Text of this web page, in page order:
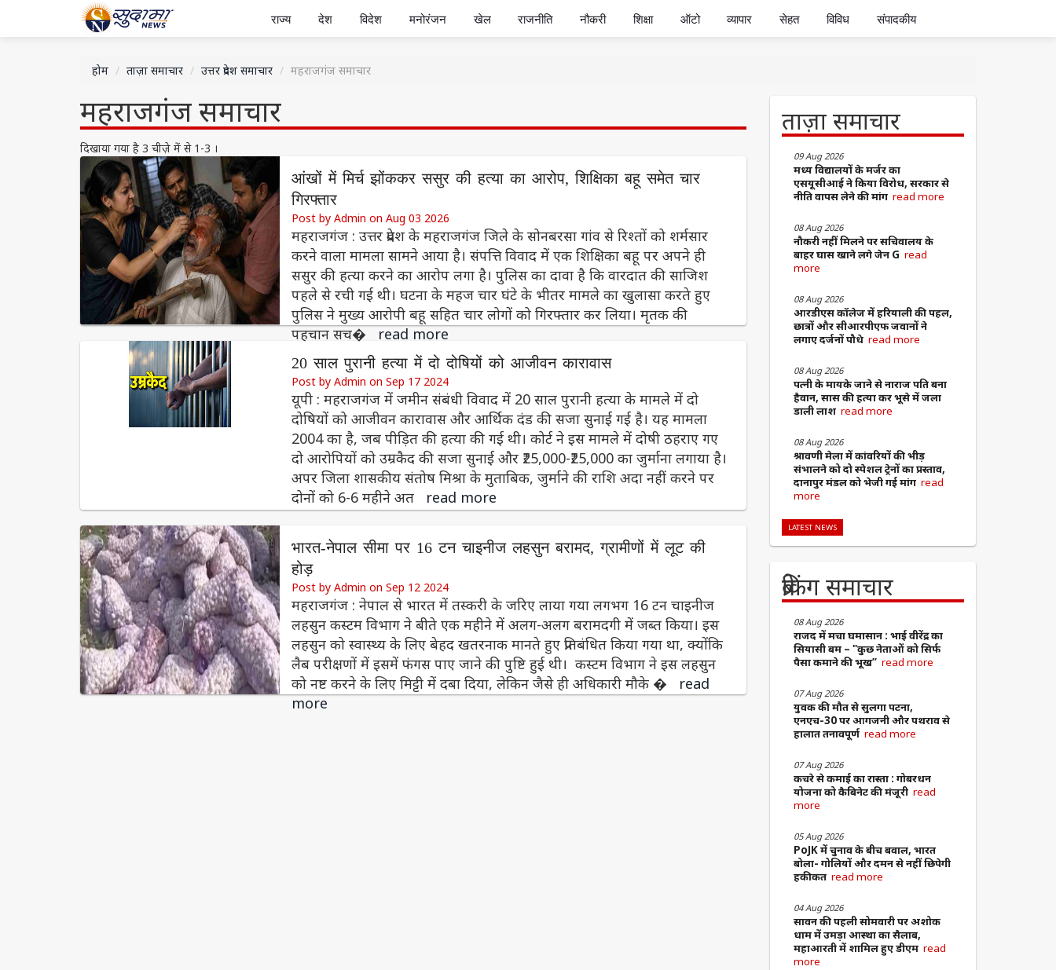
राज्य देश विदेश मनोरंजन खेल राजनीति नौकरी शिक्षा ऑटो व्यापार सेहत विविध संपादकीय
होम ताज़ा समाचार उत्तर प्रदेश समाचार महराजगंज समाचार
महराजगंज समाचार
दिखाया गया है 3 चीज़े में से 1-3 ।
आंखों में मिर्च झोंककर ससुर की हत्या का आरोप, शिक्षिका बहू समेत चार
गिरफ्तार
Post by Admin on Aug 03 2026
महराजगंज : उत्तर प्रदेश के महराजगंज जिले के सोनबरसा गांव से रिश्तों को शर्मसार
करने वाला मामला सामने आया है। संपत्ति विवाद में एक शिक्षिका बहू पर अपने ही
ससुर की हत्या करने का आरोप लगा है। पुलिस का दावा है कि वारदात की साजिश
पहले से रची गई थी। घटना के महज चार घंटे के भीतर मामले का खुलासा करते हुए
पुलिस ने मुख्य आरोपी बहू सहित चार लोगों को गिरफ्तार कर लिया। मृतक की
पहचान सच� read more
20 साल पुरानी हत्या में दो दोषियों को आजीवन कारावास
Post by Admin on Sep 17 2024
यूपी : महराजगंज में जमीन संबंधी विवाद में 20 साल पुरानी हत्या के मामले में दो
दोषियों को आजीवन कारावास और आर्थिक दंड की सजा सुनाई गई है। यह मामला
2004 का है, जब पीड़ित की हत्या की गई थी। कोर्ट ने इस मामले में दोषी ठहराए गए
दो आरोपियों को उम्रकैद की सजा सुनाई और ₹25,000-₹25,000 का जुर्माना लगाया है।
अपर जिला शासकीय संतोष मिश्रा के मुताबिक, जुर्माने की राशि अदा नहीं करने पर
दोनों को 6-6 महीने अत read more
भारत-नेपाल सीमा पर 16 टन चाइनीज लहसुन बरामद, ग्रामीणों में लूट की
होड़
Post by Admin on Sep 12 2024
महराजगंज : नेपाल से भारत में तस्करी के जरिए लाया गया लगभग 16 टन चाइनीज
लहसुन कस्टम विभाग ने बीते एक महीने में अलग-अलग बरामदगी में जब्त किया। इस
लहसुन को स्वास्थ्य के लिए बेहद खतरनाक मानते हुए प्रतिबंधित किया गया था, क्योंकि
लैब परीक्षणों में इसमें फंगस पाए जाने की पुष्टि हुई थी। कस्टम विभाग ने इस लहसुन
को नष्ट करने के लिए मिट्टी में दबा दिया, लेकिन जैसे ही अधिकारी मौके � read
more
ताज़ा समाचार
09 Aug 2026
मध्य विद्यालयों के मर्जर का
एसयूसीआई ने किया विरोध, सरकार से
नीति वापस लेने की मांग read more
08 Aug 2026
नौकरी नहीं मिलने पर सचिवालय के
बाहर घास खाने लगे जेन G read
more
08 Aug 2026
आरडीएस कॉलेज में हरियाली की पहल,
छात्रों और सीआरपीएफ जवानों ने
लगाए दर्जनों पौधे read more
08 Aug 2026
पत्नी के मायके जाने से नाराज पति बना
हैवान, सास की हत्या कर भूसे में जला
डाली लाश read more
08 Aug 2026
श्रावणी मेला में कांवरियों की भीड़
संभालने को दो स्पेशल ट्रेनों का प्रस्ताव,
दानापुर मंडल को भेजी गई मांग read
more
LATEST NEWS
ब्रेकिंग समाचार
08 Aug 2026
राजद में मचा घमासान : भाई वीरेंद्र का
सियासी बम – "कुछ नेताओं को सिर्फ
पैसा कमाने की भूख” read more
07 Aug 2026
युवक की मौत से सुलगा पटना,
एनएच-30 पर आगजनी और पथराव से
हालात तनावपूर्ण read more
07 Aug 2026
कचरे से कमाई का रास्ता : गोबरधन
योजना को कैबिनेट की मंजूरी read
more
05 Aug 2026
PoJK में चुनाव के बीच बवाल, भारत
बोला- गोलियों और दमन से नहीं छिपेगी
हकीकत read more
04 Aug 2026
सावन की पहली सोमवारी पर अशोक
धाम में उमड़ा आस्था का सैलाब,
महाआरती में शामिल हुए डीएम read
more